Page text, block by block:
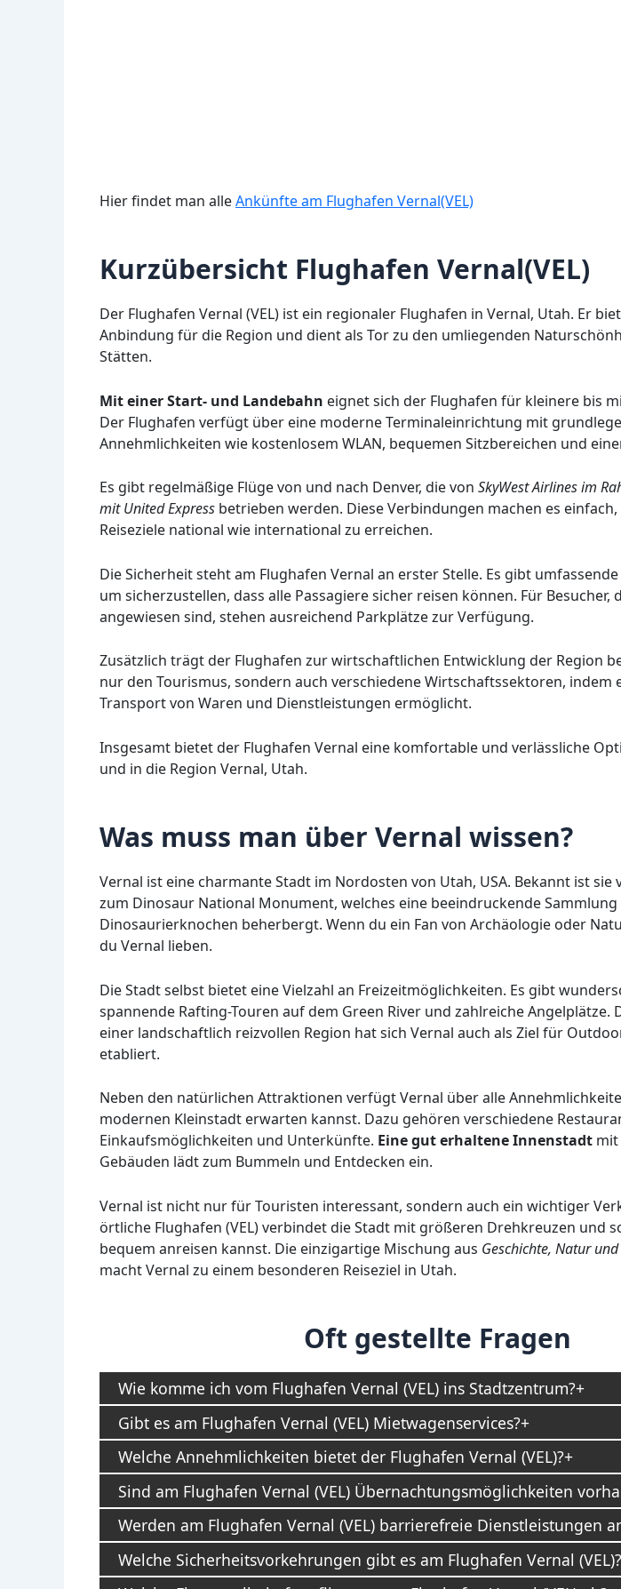
Hier findet man alleAnkünfte am Flughafen Vernal(VEL)
Kurzübersicht Flughafen Vernal(VEL)
Der Flughafen Vernal (VEL) ist ein regionaler Flughafen in Vernal, Utah. Er
Anbindung für die Region und dient als Tor zu den umliegenden
Stätten.
Mit einer Start- und Landebahn eignet sich der Flughafen für kleinere bis
Der Flughafen verfügt über eine moderne Terminaleinrichtung mit
Annehmlichkeiten wie kostenlosem WLAN, bequemen Sitzbereichen und
Es gibt regelmäßige Flüge von und nach Denver, die von SkyWest Airlines im
mit United Express betrieben werden. Diese Verbindungen machen es
Reiseziele national wie international zu erreichen.
Die Sicherheit steht am Flughafen Vernal an erster Stelle. Es gibt
um sicherzustellen, dass alle Passagiere sicher reisen können. Für Besucher,
angewiesen sind, stehen ausreichend Parkplätze zur Verfügung.
Zusätzlich trägt der Flughafen zur wirtschaftlichen Entwicklung der Region
nur den Tourismus, sondern auch verschiedene Wirtschaftssektoren, indem
Transport von Waren und Dienstleistungen ermöglicht.
Insgesamt bietet der Flughafen Vernal eine komfortable und verlässliche
und in die Region Vernal, Utah.
Was muss man über Vernal wissen?
Vernal ist eine charmante Stadt im Nordosten von Utah, USA. Bekannt ist
zum Dinosaur National Monument, welches eine beeindruckende
Dinosaurierknochen beherbergt. Wenn du ein Fan von Archäologie oder
du Vernal lieben.
Die Stadt selbst bietet eine Vielzahl an Freizeitmöglichkeiten. Es gibt
spannende Rafting-Touren auf dem Green River und zahlreiche Angelplätze.
einer landschaftlich reizvollen Region hat sich Vernal auch als Ziel für
etabliert.
Neben den natürlichen Attraktionen verfügt Vernal über alle
modernen Kleinstadt erwarten kannst. Dazu gehören verschiedene
Einkaufsmöglichkeiten und Unterkünfte. Eine gut erhaltene Innenstadt
Gebäuden lädt zum Bummeln und Entdecken ein.
Vernal ist nicht nur für Touristen interessant, sondern auch ein wichtiger
örtliche Flughafen (VEL) verbindet die Stadt mit größeren Drehkreuzen und
bequem anreisen kannst. Die einzigartige Mischung aus Geschichte, Natur
macht Vernal zu einem besonderen Reiseziel in Utah.
Oft gestellte Fragen
Wie komme ich vom Flughafen Vernal (VEL) ins Stadtzentrum?
Gibt es am Flughafen Vernal (VEL) Mietwagenservices?
Welche Annehmlichkeiten bietet der Flughafen Vernal (VEL)?
Sind am Flughafen Vernal (VEL) Übernachtungsmöglichkeiten
Werden am Flughafen Vernal (VEL) barrierefreie Dienstleistungen
Welche Sicherheitsvorkehrungen gibt es am Flughafen Vernal (VEL)?